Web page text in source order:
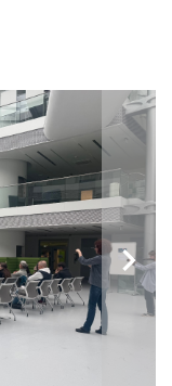
chevron_right